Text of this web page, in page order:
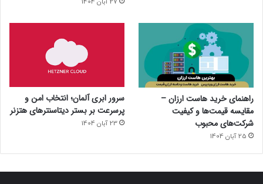
راهنمای خرید هاست ارزان –
مقایسه قیمت‌ها و کیفیت
شرکت‌های محبوب
25 آبان 1404
سرور ابری آلمان؛ انتخاب امن و
پرسرعت بر بستر دیتاسنترهای هتزنر
23 آبان 1404